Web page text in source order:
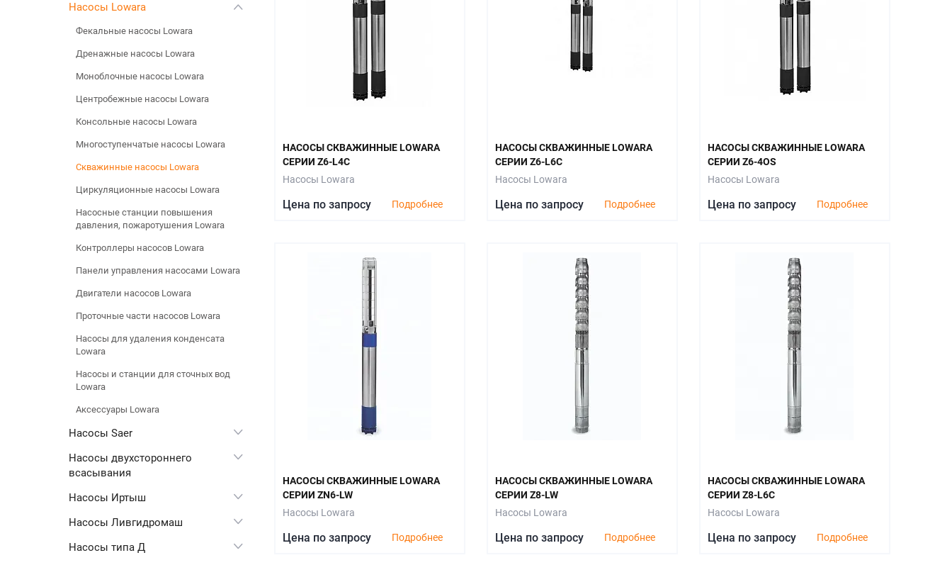
Насосы Lowara
Фекальные насосы Lowara
Дренажные насосы Lowara
Моноблочные насосы Lowara
Центробежные насосы Lowara
Консольные насосы Lowara
Многоступенчатые насосы Lowara
Скважинные насосы Lowara
Циркуляционные насосы Lowara
Насосные станции повышения
давления, пожаротушения Lowara
Контроллеры насосов Lowara
Панели управления насосами Lowara
Двигатели насосов Lowara
Проточные части насосов Lowara
Насосы для удаления конденсата
Lowara
Насосы и станции для сточных вод
Lowara
Аксессуары Lowara
Насосы Saer
Насосы двухстороннего
всасывания
Насосы Иртыш
Насосы Ливгидромаш
Насосы типа Д
НАСОСЫ СКВАЖИННЫЕ LOWARA
СЕРИИ Z6-L4C
Насосы Lowara
Цена по запросу Подробнее
НАСОСЫ СКВАЖИННЫЕ LOWARA
СЕРИИ Z6-L6C
Насосы Lowara
Цена по запросу Подробнее
НАСОСЫ СКВАЖИННЫЕ LOWARA
СЕРИИ Z6-4OS
Насосы Lowara
Цена по запросу Подробнее
НАСОСЫ СКВАЖИННЫЕ LOWARA
СЕРИИ ZN6-LW
Насосы Lowara
Цена по запросу Подробнее
НАСОСЫ СКВАЖИННЫЕ LOWARA
СЕРИИ Z8-LW
Насосы Lowara
Цена по запросу Подробнее
НАСОСЫ СКВАЖИННЫЕ LOWARA
СЕРИИ Z8-L6C
Насосы Lowara
Цена по запросу Подробнее